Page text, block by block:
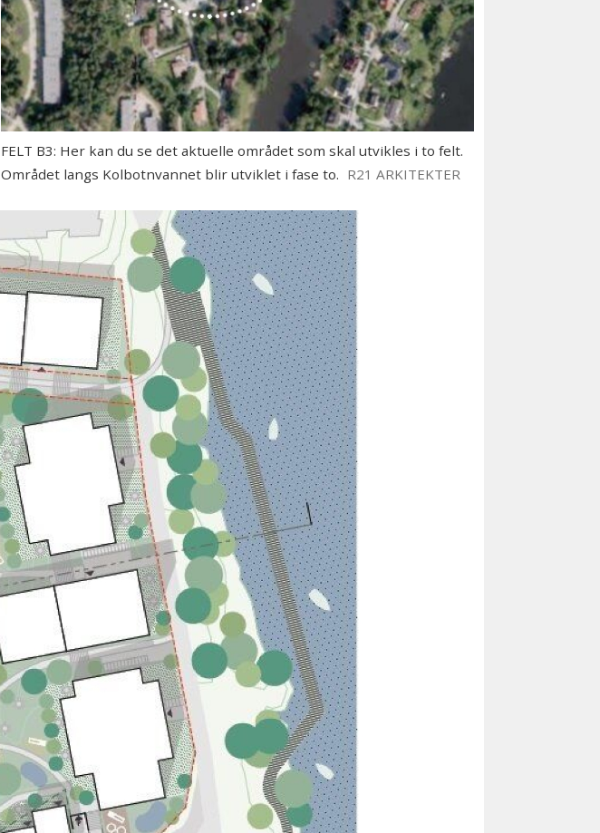
FELT B3: Her kan du se det aktuelle området som skal utvikles i to felt.
Området langs Kolbotnvannet blir utviklet i fase to. R21 ARKITEKTER